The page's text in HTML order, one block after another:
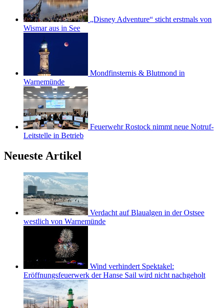
„Disney Adventure“ sticht erstmals von
Wismar aus in See
Mondfinsternis & Blutmond in
Warnemünde
Feuerwehr Rostock nimmt neue Notruf-
Leitstelle in Betrieb
Neueste Artikel
Verdacht auf Blaualgen in der Ostsee
westlich von Warnemünde
Wind verhindert Spektakel:
Eröffnungsfeuerwerk der Hanse Sail wird nicht nachgeholt